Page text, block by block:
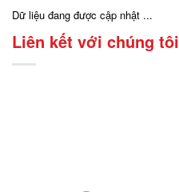
Dữ liệu đang được cập nhật ...
Liên kết với chúng tôi